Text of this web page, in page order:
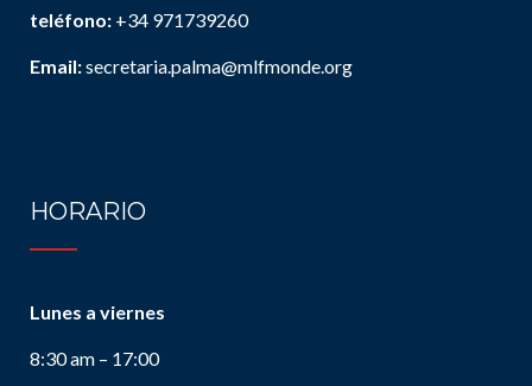
teléfono: +34 971739260
Email:secretaria.palma@mlfmonde.org
HORARIO
Lunes a viernes
8:30 am – 17:00